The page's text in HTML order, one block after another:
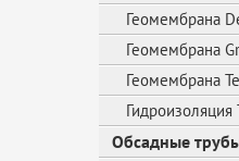
Геомембрана
Геомембрана
Геомембрана
Обсадные